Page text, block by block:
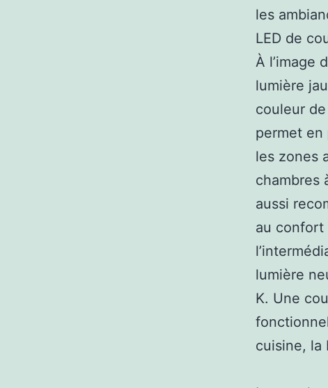
les
LED de
À l’image
lumière
couleur
permet en
les zones
chambres
aussi
au confort
lumière
K. Une
cuisine, la